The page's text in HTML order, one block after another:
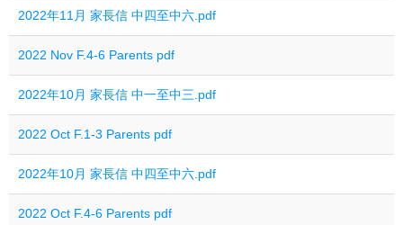
2022年11月 家長信 中四至中六.pdf
2022 Nov F.4-6 Parents pdf
2022年10月 家長信 中一至中三.pdf
2022 Oct F.1-3 Parents pdf
2022年10月 家長信 中四至中六.pdf
2022 Oct F.4-6 Parents pdf